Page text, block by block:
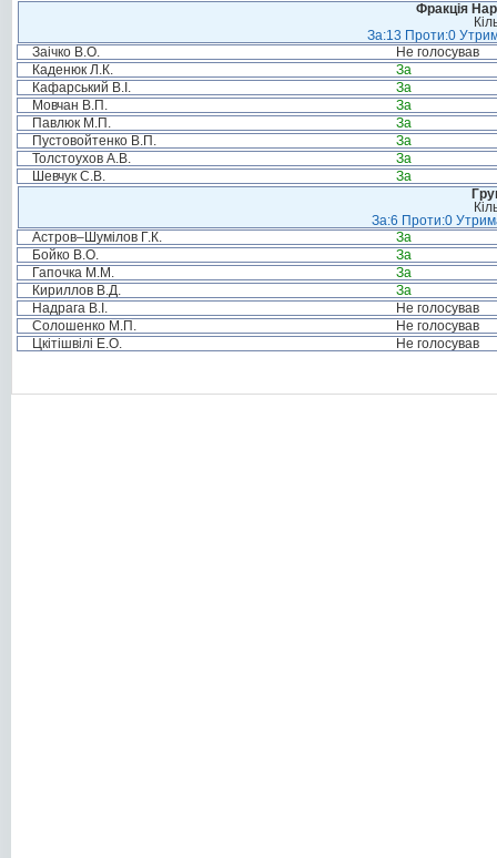
Фракція
За:13 Проти:0
Заічко В.О.
Не голосував
Каденюк Л.К.
За
Кафарський В.І.
За
Мовчан В.П.
За
Павлюк М.П.
За
Пустовойтенко В.П.
За
Толстоухов А.В.
За
Шевчук С.В.
За
За:6 Проти:0
Астров–Шумілов Г.К.
За
Бойко В.О.
За
Гапочка М.М.
За
Кириллов В.Д.
За
Надрага В.І.
Не голосував
Солошенко М.П.
Не голосував
Цкітішвілі Е.О.
Не голосував